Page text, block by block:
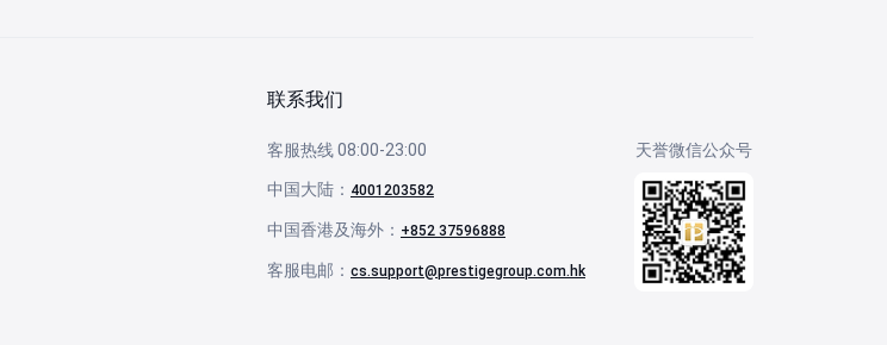
联系我们
客服热线 08:00-23:00
中国大陆： 4001203582
中国香港及海外： +852 37596888
客服电邮： cs.support@prestigegroup.com.hk
天誉微信公众号